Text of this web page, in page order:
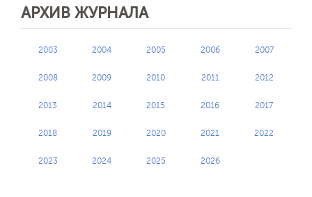
АРХИВ ЖУРНАЛА
2003 2004 2005 2006 2007
2008 2009 2010 2011 2012
2013 2014 2015 2016 2017
2018 2019 2020 2021 2022
2023 2024 2025 2026